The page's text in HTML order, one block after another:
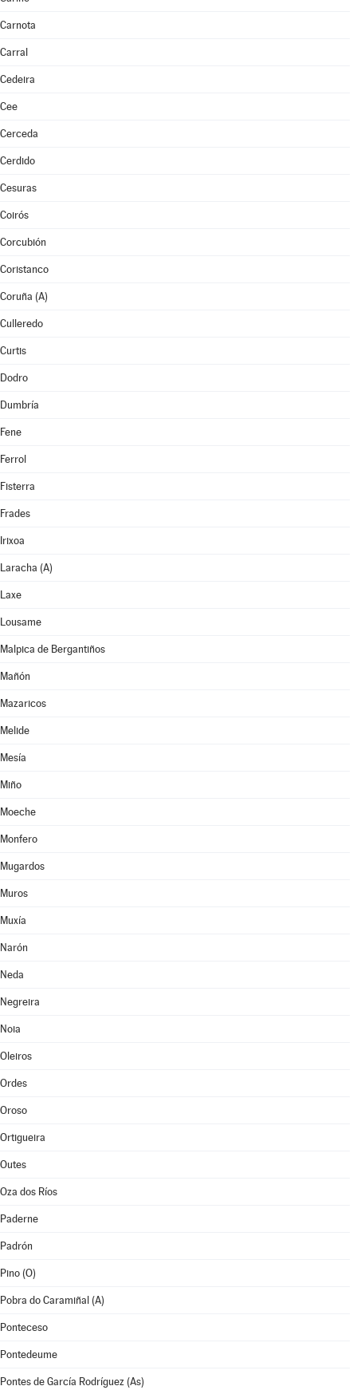
Carnota
Carral
Cedeira
Cee
Cerceda
Cerdido
Cesuras
Coirós
Corcubión
Coristanco
Coruña (A)
Culleredo
Curtis
Dodro
Dumbría
Fene
Ferrol
Fisterra
Frades
Irixoa
Laracha (A)
Laxe
Lousame
Malpica de Bergantiños
Mañón
Mazaricos
Melide
Mesía
Miño
Moeche
Monfero
Mugardos
Muros
Muxía
Narón
Neda
Negreira
Noia
Oleiros
Ordes
Oroso
Ortigueira
Outes
Oza dos Ríos
Paderne
Padrón
Pino (O)
Pobra do Caramiñal (A)
Ponteceso
Pontedeume
Pontes de García Rodríguez (As)